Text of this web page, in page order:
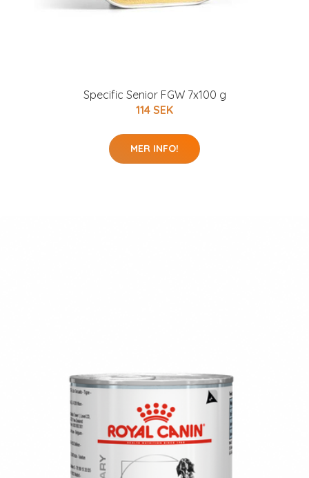
Specific Senior FGW 7x100 g
114 SEK
MER INFO!